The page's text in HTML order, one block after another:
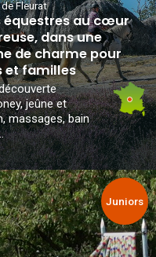
Fleurat
équestres au cœur
dans une
de charme pour
et familles
jeûne et
massages, bain
Juniors